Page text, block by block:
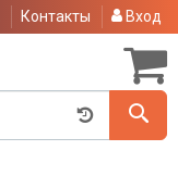
Контакты Вход